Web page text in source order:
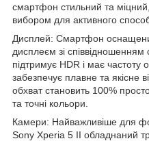
смартфон стильний та
вибором для активного
Дисплей: Смартфон
дисплеєм зі
підтримує HDR і має
забезпечує плавне та якісне
обхват становить 100%
та точні кольори.
Камери: Найважливіше для
Sony Xperia 5 II обладнаний